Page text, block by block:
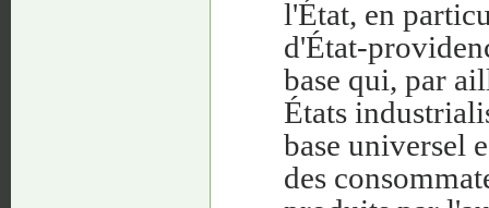
l'État, en
d'État-
base qui, par
États
base universel
des